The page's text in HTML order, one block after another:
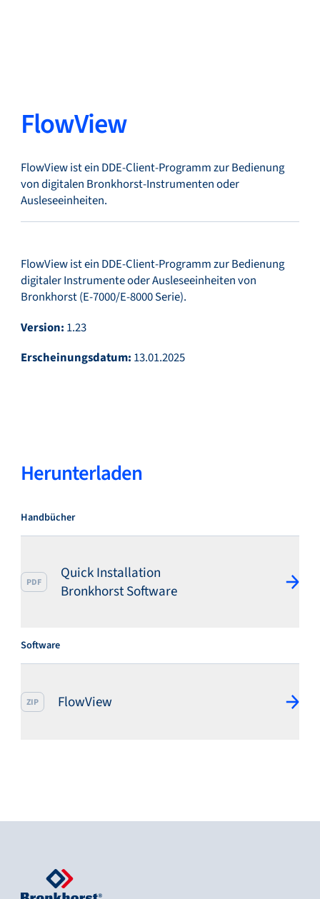
Suche... DE
Märkte
Service & Support
Kontakt aufnehmen
FlowView
FlowView ist ein DDE-Client-Programm zur Bedienung
von digitalen Bronkhorst-Instrumenten oder
Ausleseeinheiten.
FlowView ist ein DDE-Client-Programm zur Bedienung
digitaler Instrumente oder Ausleseeinheiten von
Bronkhorst (E-7000/E-8000 Serie).
Version: 1.23
Erscheinungsdatum: 13.01.2025
Herunterladen
Handbücher
PDF
Quick Installation
Bronkhorst Software
Software
ZIP FlowView